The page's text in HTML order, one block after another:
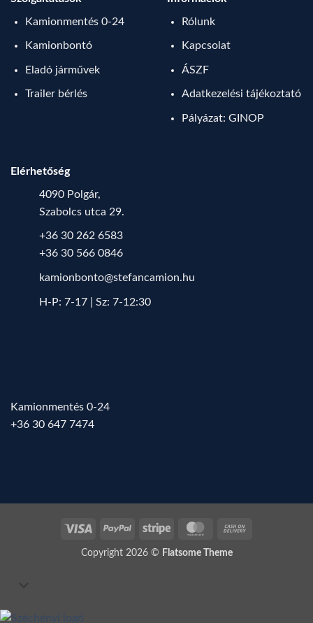
Kamionmentés 0-24
Kamionbontó
Eladó járművek
Trailer bérlés
Rólunk
Kapcsolat
ÁSZF
Adatkezelési tájékoztató
Pályázat: GINOP
Elérhetőség
4090 Polgár,
Szabolcs utca 29.
+36 30 262 6583
+36 30 566 0846
kamionbonto@stefancamion.hu
H-P: 7-17 | Sz: 7-12:30
Kamionmentés 0-24
+36 30 647 7474
Visa PayPal Stripe MasterCard
Copyright 2026 © Flatsome Theme